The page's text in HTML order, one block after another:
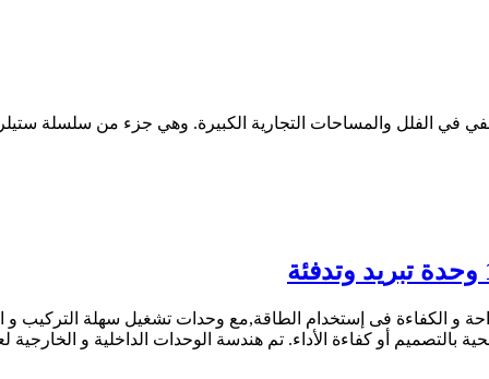
الفلل والمساحات التجارية الكبيرة. وهي جزء من سلسلة
و الكفاءة فى إستخدام الطاقة,مع وحدات تشغيل سهلة التركيب و
بالتصميم أو كفاءة الأداء. تم هندسة الوحدات الداخلية و